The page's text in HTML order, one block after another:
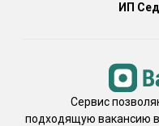
ИП
Сервис
подходящую вакансию